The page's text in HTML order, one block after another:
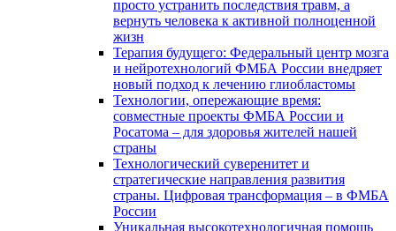
просто устранить последствия травм, а
вернуть человека к активной полноценной
жизн
Терапия будущего: Федеральный центр мозга
и нейротехнологий ФМБА России внедряет
новый подход к лечению глиобластомы
Технологии, опережающие время:
совместные проекты ФМБА России и
Росатома – для здоровья жителей нашей
страны
Технологический суверенитет и
стратегические направления развития
страны. Цифровая трансформация – в ФМБА
России
Уникальная высокотехнологичная помощь